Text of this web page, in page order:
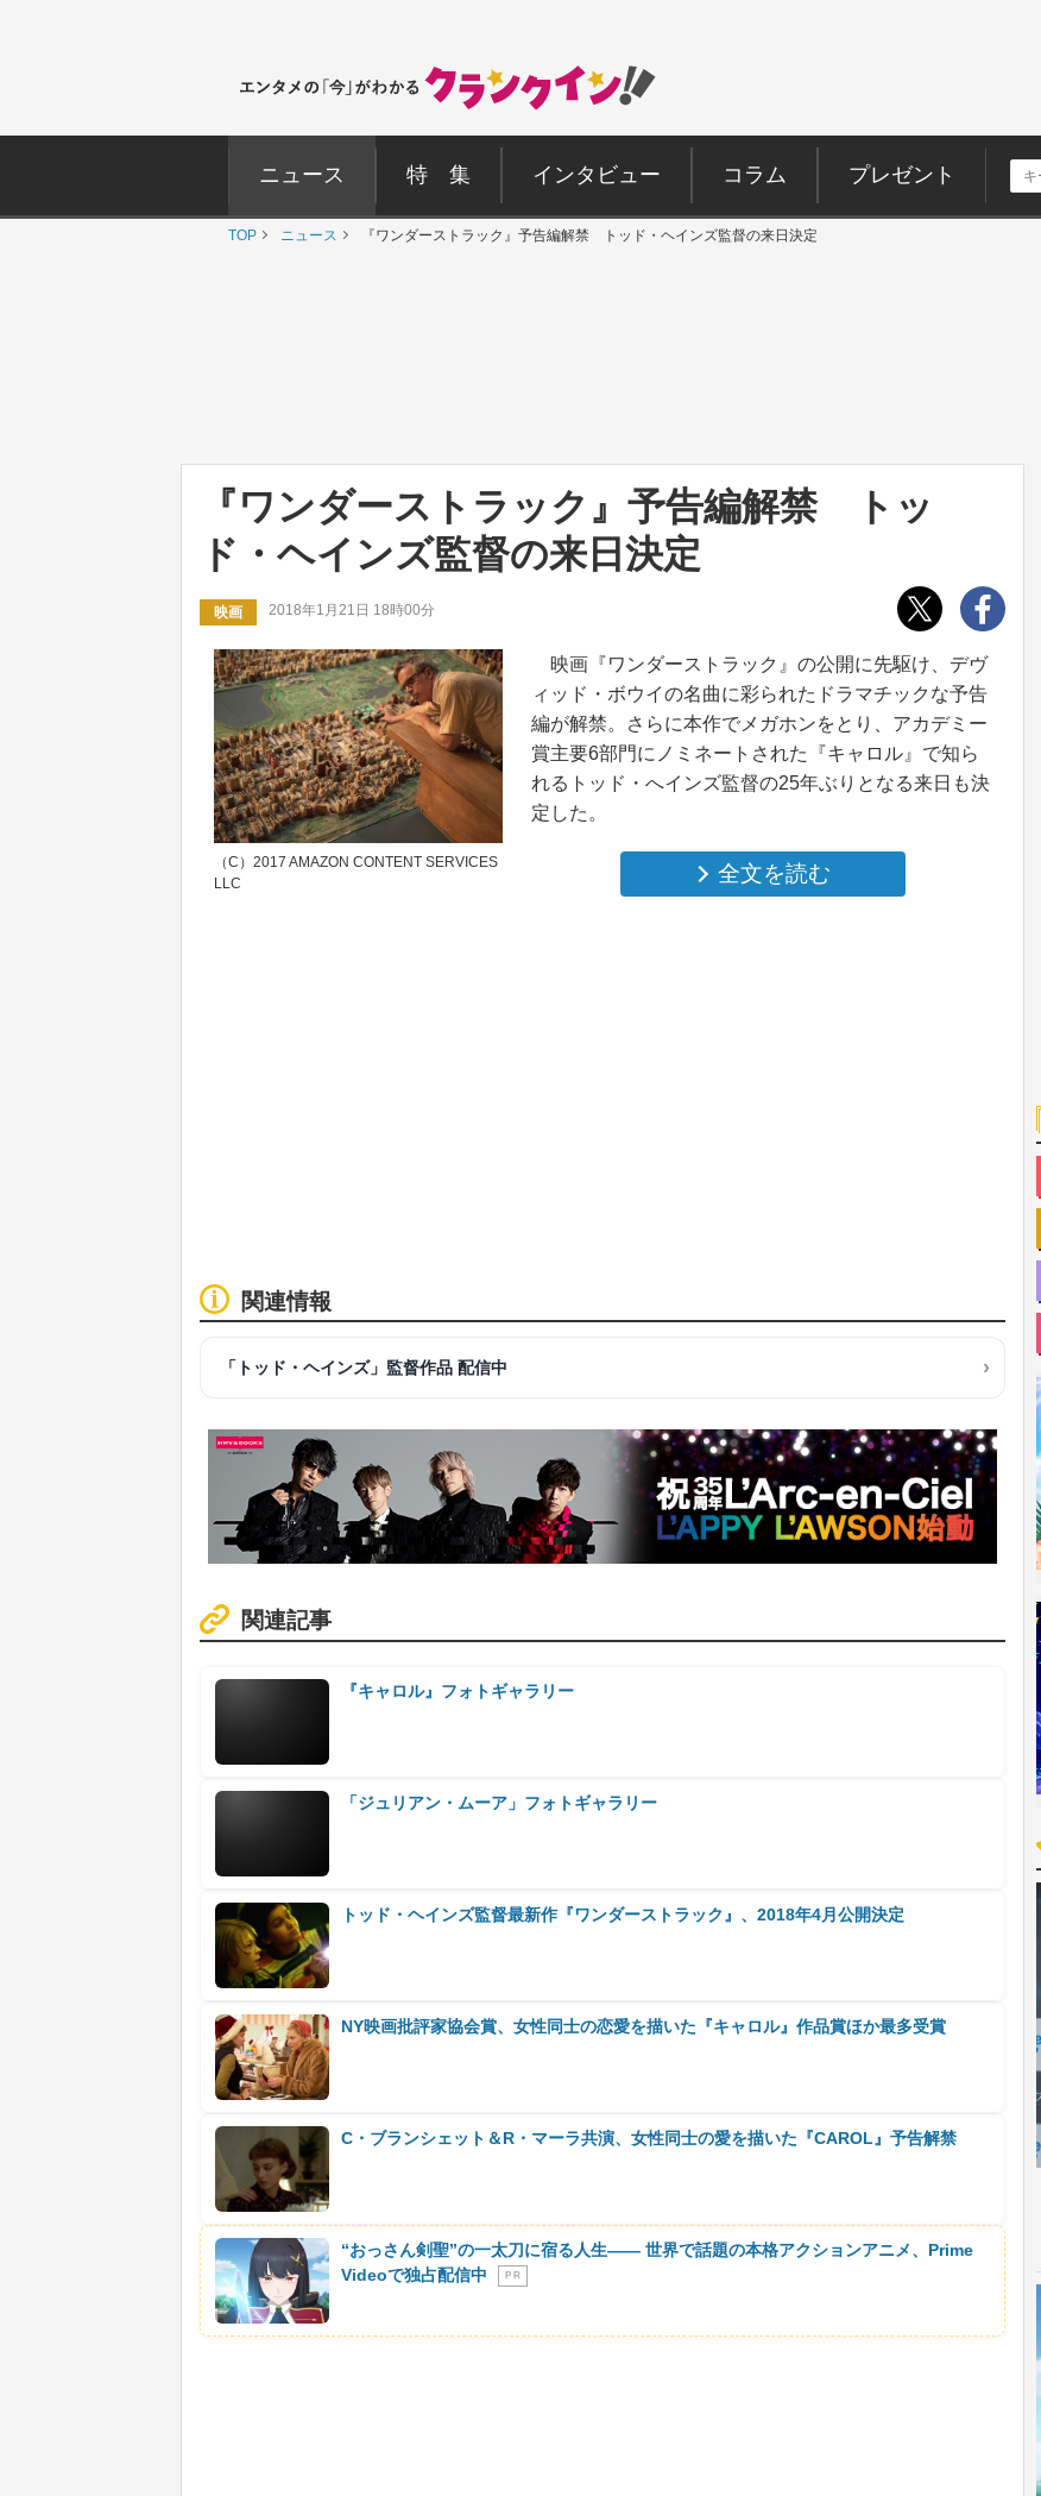
ニュース 特 集 インタビュー コラム プレゼント
TOP ニュース 『ワンダーストラック』予告編解禁 トッド・ヘインズ監督の来日決定
『ワンダーストラック』予告編解禁 トッ
ド・ヘインズ監督の来日決定
映画 2018年1月21日 18時00分
映画『ワンダーストラック』の公開に先駆け、デヴ
ィッド・ボウイの名曲に彩られたドラマチックな予告
編が解禁。さらに本作でメガホンをとり、アカデミー
賞主要6部門にノミネートされた『キャロル』で知ら
れるトッド・へインズ監督の25年ぶりとなる来日も決
定した。
全文を読む
（C）2017 AMAZON CONTENT SERVICES
LLC
関連情報
「トッド・ヘインズ」監督作品 配信中
関連記事
『キャロル』フォトギャラリー
「ジュリアン・ムーア」フォトギャラリー
トッド・ヘインズ監督最新作『ワンダーストラック』、2018年4月公開決定
NY映画批評家協会賞、女性同士の恋愛を描いた『キャロル』作品賞ほか最多受賞
C・ブランシェット＆R・マーラ共演、女性同士の愛を描いた『CAROL』予告解禁
“おっさん剣聖”の一太刀に宿る人生―― 世界で話題の本格アクションアニメ、Prime
Videoで独占配信中
P R